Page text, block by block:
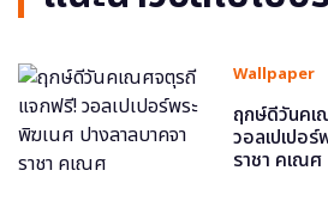
Wallpaper
ฤกษ์ดีวันค
วอลเปเปอ
ราชา คเณศ